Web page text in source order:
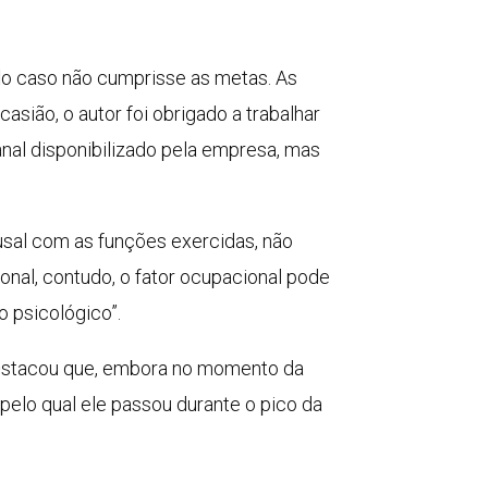
caso não cumprisse as metas. As
o autor foi obrigado a trabalhar
disponibilizado pela empresa, mas
com as funções exercidas, não
contudo, o fator ocupacional pode
psicológico”.
que, embora no momento da
qual ele passou durante o pico da